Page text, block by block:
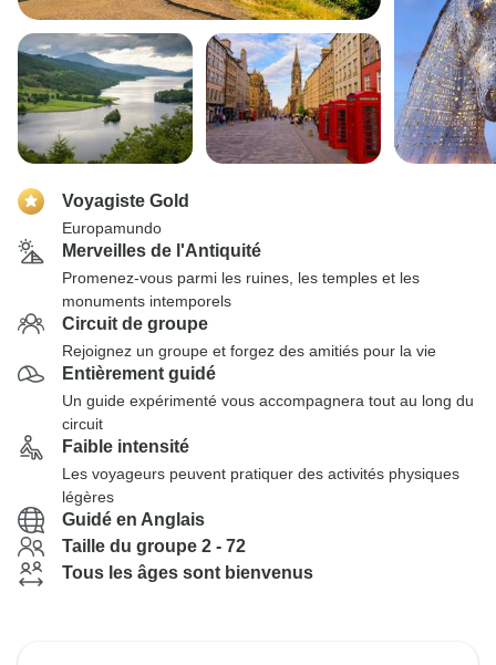
Voyagiste Gold
Europamundo
Merveilles de l'Antiquité
Promenez-vous parmi les ruines, les temples et les
monuments intemporels
Circuit de groupe
Rejoignez un groupe et forgez des amitiés pour la vie
Entièrement guidé
Un guide expérimenté vous accompagnera tout au long du
circuit
Faible intensité
Les voyageurs peuvent pratiquer des activités physiques
légères
Guidé en Anglais
Taille du groupe 2 - 72
Tous les âges sont bienvenus